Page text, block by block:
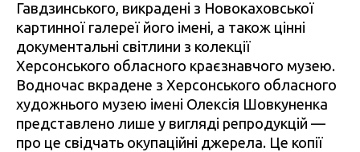
Гавдзинського, викрадені з Новокаховської
картинної галереї його імені, а також цінні
документальні світлини з колекції
Херсонського обласного краєзнавчого музею.
Водночас вкрадене з Херсонського обласного
художнього музею імені Олексія Шовкуненка
представлено лише у вигляді репродукцій —
про це свідчать окупаційні джерела. Це копії